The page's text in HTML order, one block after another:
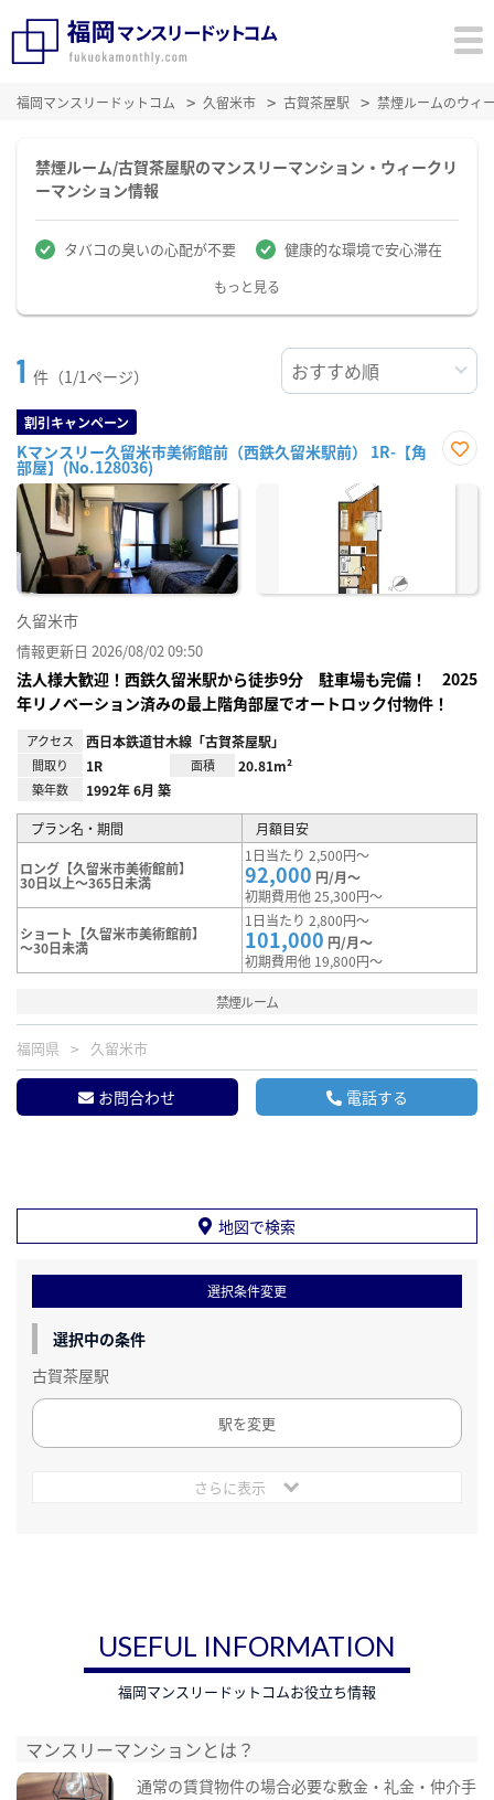
福岡マンスリードットコム 久留米市 古賀茶屋駅 禁煙ルームのウィ
禁煙ルーム/古賀茶屋駅のマンスリーマンション・ウィークリ
ーマンション情報
タバコの臭いの心配が不要 健康的な環境で安心滞在
もっと見る
1 件（1/1ページ）
割引キャンペーン
Kマンスリー久留米市美術館前（西鉄久留米駅前） 1R-【角
部屋】(No.128036)
に入
久留米市
情報更新日 2026/08/02 09:50
法人様大歓迎！西鉄久留米駅から徒歩9分 駐車場も完備！ 2025
年リノベーション済みの最上階角部屋でオートロック付物件！
アクセス 西日本鉄道甘木線「古賀茶屋駅」
間取り 1R 面積 20.81m²
築年数 1992年 6月 築
プラン名・期間 月額目安
ロング【久留米市美術館前】
30日以上～365日未満
1日当たり 2,500円～
92,000 円/月～
初期費用他 25,300円～
ショート【久留米市美術館前】
～30日未満
1日当たり 2,800円～
101,000 円/月～
初期費用他 19,800円～
禁煙ルーム
福岡県 久留米市
お問合わせ 電話する
地図で検索
選択条件変更
選択中の条件
古賀茶屋駅
駅を変更
さらに表示
USEFUL INFORMATION
福岡マンスリードットコムお役立ち情報
マンスリーマンションとは？
通常の賃貸物件の場合必要な敷金・礼金・仲介手